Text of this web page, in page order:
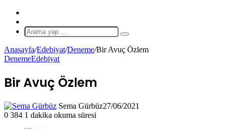
Makale
Arama
yap
...
Anasayfa/Edebiyat/Deneme/Bir Avuç Özlem
DenemeEdebiyat
Bir Avuç Özlem
Sema Gürbüz27/06/2021
0 384 1 dakika okuma süresi